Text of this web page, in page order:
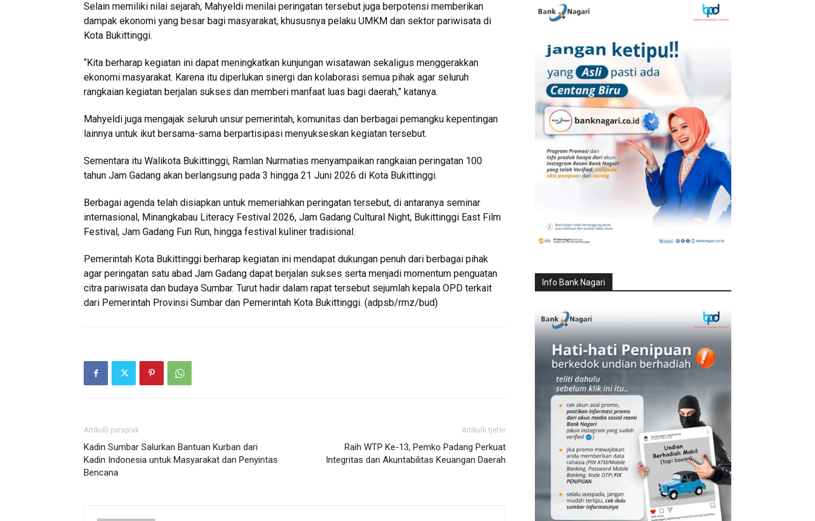
Selain memiliki nilai sejarah, Mahyeldi menilai peringatan tersebut juga berpotensi memberikan
dampak ekonomi yang besar bagi masyarakat, khususnya pelaku UMKM dan sektor pariwisata di
Kota Bukittinggi.
“Kita berharap kegiatan ini dapat meningkatkan kunjungan wisatawan sekaligus menggerakkan
ekonomi masyarakat. Karena itu diperlukan sinergi dan kolaborasi semua pihak agar seluruh
rangkaian kegiatan berjalan sukses dan memberi manfaat luas bagi daerah,” katanya.
Mahyeldi juga mengajak seluruh unsur pemerintah, komunitas dan berbagai pemangku kepentingan
lainnya untuk ikut bersama-sama berpartisipasi menyukseskan kegiatan tersebut.
Sementara itu Walikota Bukittinggi, Ramlan Nurmatias menyampaikan rangkaian peringatan 100
tahun Jam Gadang akan berlangsung pada 3 hingga 21 Juni 2026 di Kota Bukittinggi.
Berbagai agenda telah disiapkan untuk memeriahkan peringatan tersebut, di antaranya seminar
internasional, Minangkabau Literacy Festival 2026, Jam Gadang Cultural Night, Bukittinggi East Film
Festival, Jam Gadang Fun Run, hingga festival kuliner tradisional.
Pemerintah Kota Bukittinggi berharap kegiatan ini mendapat dukungan penuh dari berbagai pihak
agar peringatan satu abad Jam Gadang dapat berjalan sukses serta menjadi momentum penguatan
citra pariwisata dan budaya Sumbar. Turut hadir dalam rapat tersebut sejumlah kepala OPD terkait
dari Pemerintah Provinsi Sumbar dan Pemerintah Kota Bukittinggi. (adpsb/rmz/bud)
Artikulli paraprak
Kadin Sumbar Salurkan Bantuan Kurban dari
Kadin Indonesia untuk Masyarakat dan Penyintas
Bencana
Artikulli tjetër
Raih WTP Ke-13, Pemko Padang Perkuat
Integritas dan Akuntabilitas Keuangan Daerah
Info Bank Nagari